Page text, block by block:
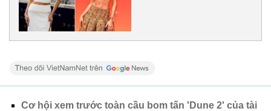
Cơ hội xem trước toàn cầu bom tấn 'Dune 2' của tài